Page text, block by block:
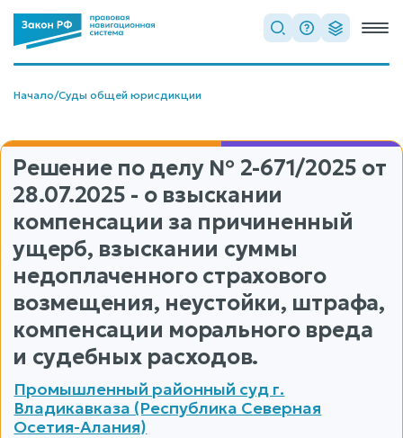
Начало/Суды общей юрисдикции
Решение по делу № 2-671/2025 от
28.07.2025 - о взыскании
компенсации за причиненный
ущерб, взыскании суммы
недоплаченного страхового
возмещения, неустойки, штрафа,
компенсации морального вреда
и судебных расходов.
Промышленный районный суд г.
Владикавказа (Республика Северная
Осетия-Алания)